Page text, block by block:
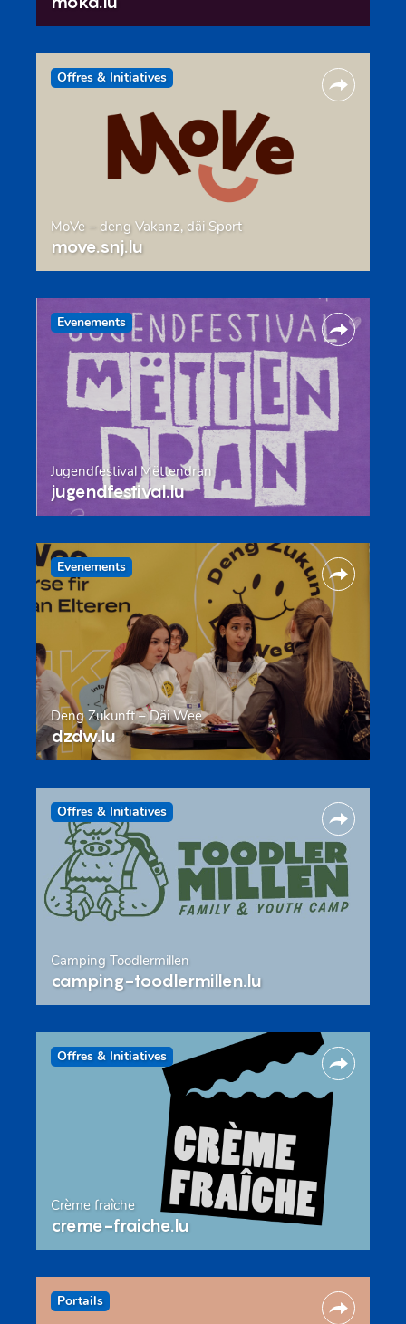
Offres & Initiatives
MoVe – deng Vakanz, däi Sport
move.snj.lu
Evenements
Jugendfestival Mëttendran
jugendfestival.lu
Evenements
Deng Zukunft – Däi Wee
dzdw.lu
Offres & Initiatives
Camping Toodlermillen
camping-toodlermillen.lu
Offres & Initiatives
Crème fraîche
creme-fraiche.lu
Portails